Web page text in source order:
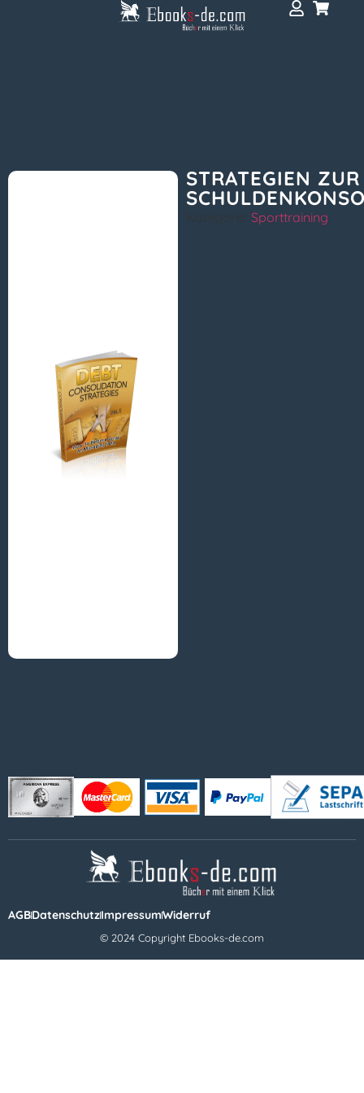
STRATEGIEN ZUR
Kategorie:Sporttraining
AGBDatenschutzImpressumWiderruf
© 2024 Copyright Ebooks-de.com